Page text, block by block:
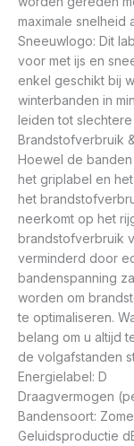
maximale snelheid
Sneeuwlogo: Dit
voor met ijs en
enkel geschikt bij
winterbanden in
leiden tot
Brandstofverbruik
Hoewel de
het griplabel en
het
neerkomt op het
brandstofverbruik
verminderd door
bandenspanning
worden om
te optimaliseren.
belang om u altijd
de volgafstanden
Energielabel: D
Draagvermogen
Bandensoort:
Geluidsproductie